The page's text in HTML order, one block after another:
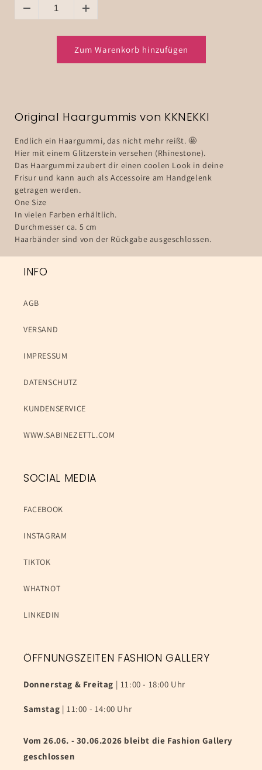
Zum Warenkorb hinzufügen
Original Haargummis von KKNEKKI
Endlich ein Haargummi, das nicht mehr reißt. 🤩
Hier mit einem Glitzerstein versehen (Rhinestone).
Das Haargummi zaubert dir einen coolen Look in deine
Frisur und kann auch als Accessoire am Handgelenk
getragen werden.
One Size
In vielen Farben erhältlich.
Durchmesser ca. 5 cm
Haarbänder sind von der Rückgabe ausgeschlossen.
INFO
AGB
VERSAND
IMPRESSUM
DATENSCHUTZ
KUNDENSERVICE
WWW.SABINEZETTL.COM
SOCIAL MEDIA
FACEBOOK
INSTAGRAM
TIKTOK
WHATNOT
LINKEDIN
ÖFFNUNGSZEITEN FASHION GALLERY
Donnerstag & Freitag | 11:00 - 18:00 Uhr
Samstag | 11:00 - 14:00 Uhr
Vom 26.06. - 30.06.2026 bleibt die Fashion Gallery
geschlossen